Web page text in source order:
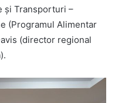
și Transporturi –
(Programul Alimentar
(director regional